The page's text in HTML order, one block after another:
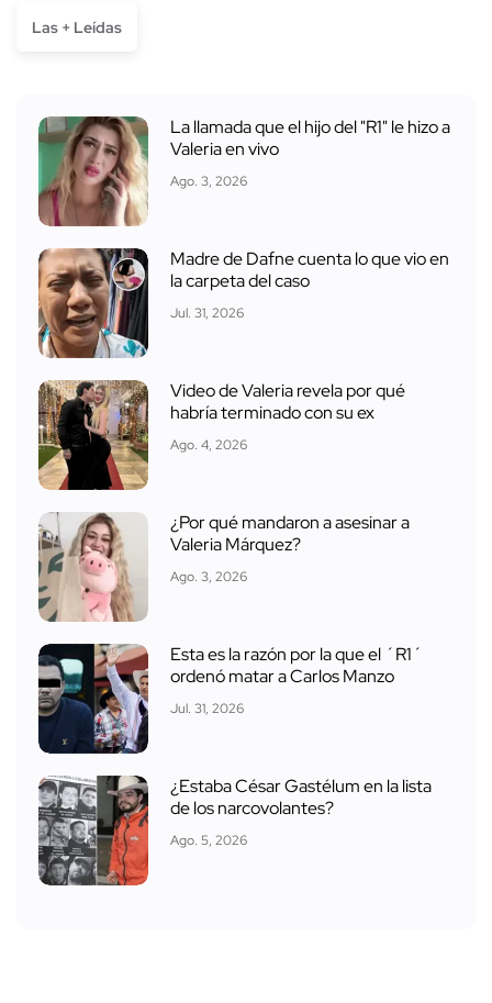
Las + Leídas
La llamada que el hijo del "R1" le hizo a
Valeria en vivo
Ago. 3, 2026
Madre de Dafne cuenta lo que vio en
la carpeta del caso
Jul. 31, 2026
Video de Valeria revela por qué
habría terminado con su ex
Ago. 4, 2026
¿Por qué mandaron a asesinar a
Valeria Márquez?
Ago. 3, 2026
Esta es la razón por la que el ´R1´
ordenó matar a Carlos Manzo
Jul. 31, 2026
¿Estaba César Gastélum en la lista
de los narcovolantes?
Ago. 5, 2026